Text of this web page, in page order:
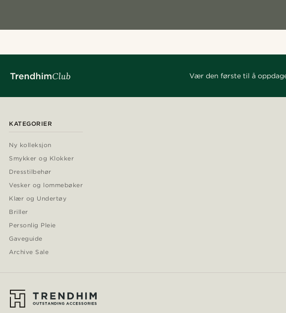
Vær den første til å
KATEGORIER
Ny kolleksjon
Smykker og Klokker
Dresstilbehør
Vesker og lommebøker
Klær og Undertøy
Briller
Personlig Pleie
Gaveguide
Archive Sale